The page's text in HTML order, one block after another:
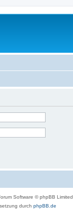
Software © phpBB Limited
durch phpBB.de